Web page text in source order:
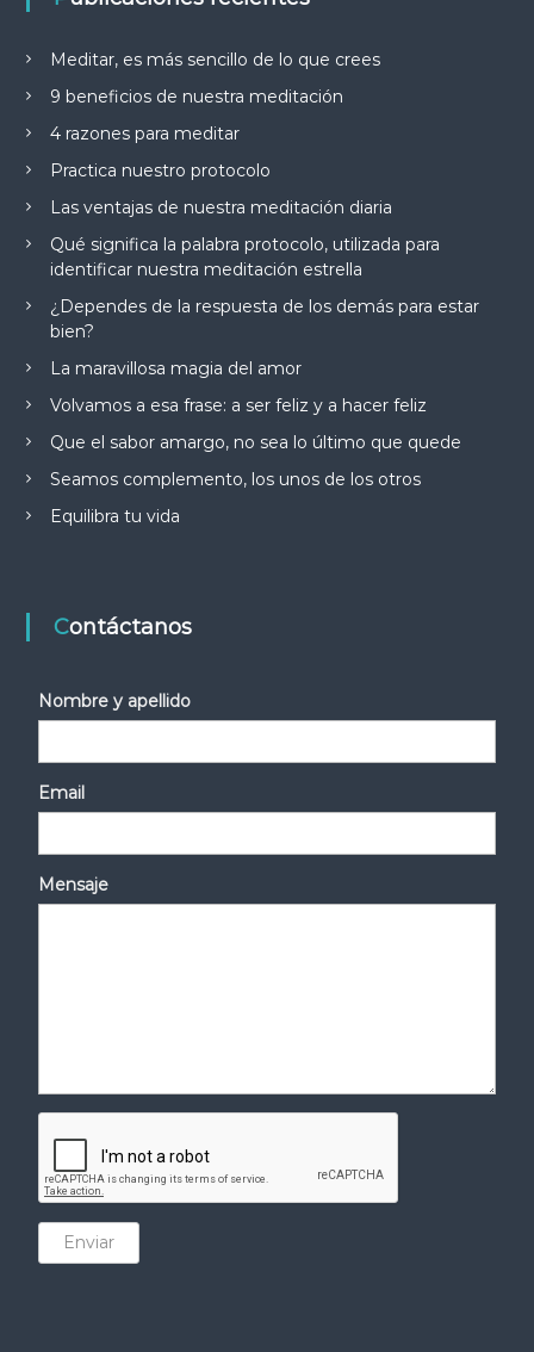
Meditar, es más sencillo de lo que crees
9 beneficios de nuestra meditación
4 razones para meditar
Practica nuestro protocolo
Las ventajas de nuestra meditación diaria
Qué significa la palabra protocolo, utilizada para
identificar nuestra meditación estrella
¿Dependes de la respuesta de los demás para estar
bien?
La maravillosa magia del amor
Volvamos a esa frase: a ser feliz y a hacer feliz
Que el sabor amargo, no sea lo último que quede
Seamos complemento, los unos de los otros
Equilibra tu vida
Contáctanos
Nombre y apellido
Email
Mensaje
Enviar